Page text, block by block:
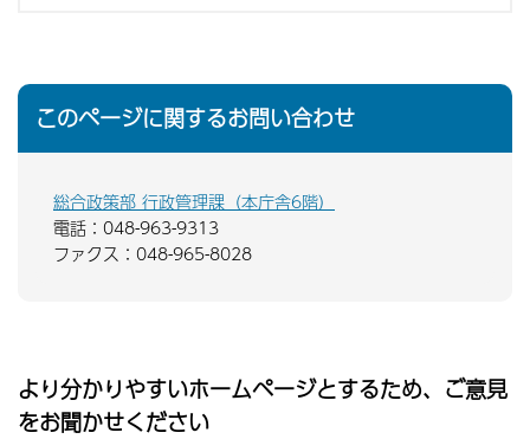
このページに関するお問い合わせ
総合政策部 行政管理課（本庁舎6階）
電話：048-963-9313
ファクス：048-965-8028
より分かりやすいホームページとするため、ご意見
をお聞かせください